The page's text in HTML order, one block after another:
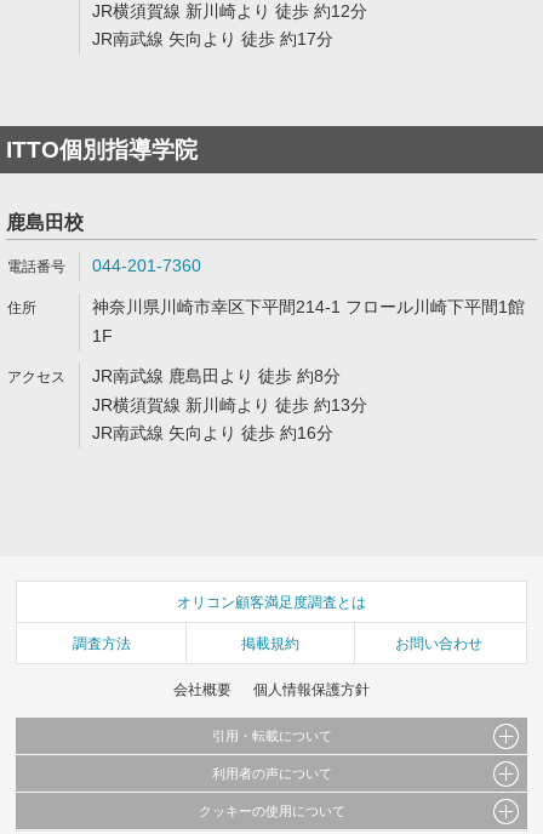
JR横須賀線 新川崎より 徒歩 約12分
JR南武線 矢向より 徒歩 約17分
ITTO個別指導学院
鹿島田校
044-201-7360
神奈川県川崎市幸区下平間214-1 フロール川崎下平間1館
1F
JR南武線 鹿島田より 徒歩 約8分
JR横須賀線 新川崎より 徒歩 約13分
JR南武線 矢向より 徒歩 約16分
オリコン顧客満足度調査とは
調査方法 掲載規約 お問い合わせ
会社概要 個人情報保護方針
引用・転載について
当サイトで公開されている情報（文字、写真、イラスト、画像データ等）及びこれらの配
これらの情報を権利者の許可なく無断転載・複製などの二次利用を行うことは固く禁じて
利用者の声について
当サイトに掲載している内容はすべてサービスの利用者が提出された見解・感想です。
クッキーの使用について